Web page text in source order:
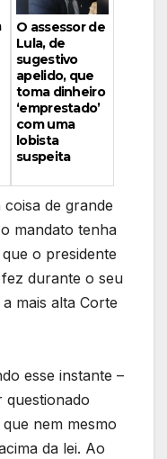
O assessor de
Lula, de
sugestivo
apelido, que
toma dinheiro
‘emprestado’
com uma
lobista
suspeita
de grande
mandato tenha
o presidente
durante o seu
mais alta Corte
esse instante –
nem mesmo
da lei. Ao